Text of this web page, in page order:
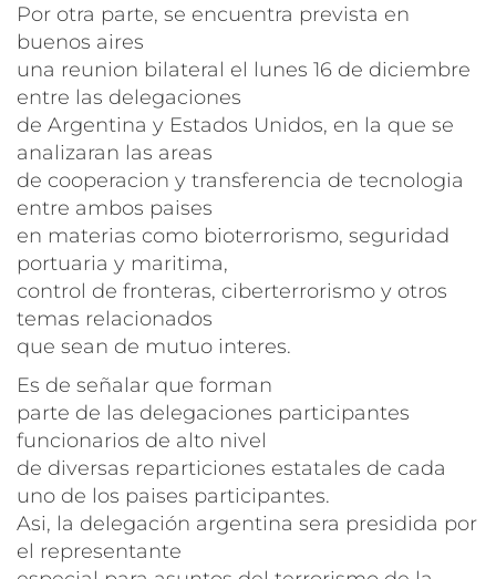
Por otra parte, se encuentra prevista en
buenos aires
una reunion bilateral el lunes 16 de diciembre
entre las delegaciones
de Argentina y Estados Unidos, en la que se
analizaran las areas
de cooperacion y transferencia de tecnologia
entre ambos paises
en materias como bioterrorismo, seguridad
portuaria y maritima,
control de fronteras, ciberterrorismo y otros
temas relacionados
que sean de mutuo interes.
Es de señalar que forman
parte de las delegaciones participantes
funcionarios de alto nivel
de diversas reparticiones estatales de cada
uno de los paises participantes.
Asi, la delegación argentina sera presidida por
el representante